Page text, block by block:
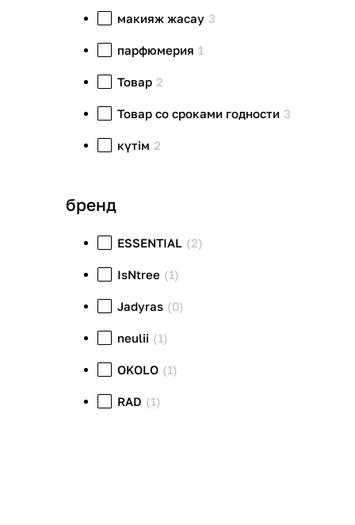
макияж жасау 3
парфюмерия 1
Товар 2
Товар со сроками годности 3
күтім 2
бренд
ESSENTIAL (2)
IsNtree (1)
Jadyras (0)
neulii (1)
OKOLO (1)
RAD (1)